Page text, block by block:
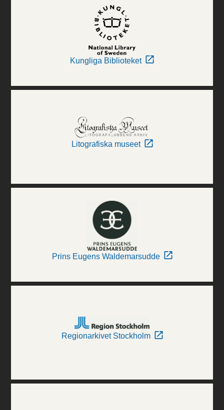
Kungliga Biblioteket
Litografiska museet
Prins Eugens Waldemarsudde
Regionarkivet Stockholm